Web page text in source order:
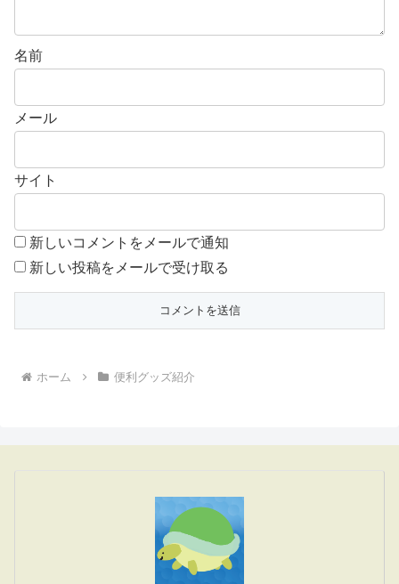
名前
メール
サイト
新しいコメントをメールで通知
新しい投稿をメールで受け取る
ホーム 便利グッズ紹介